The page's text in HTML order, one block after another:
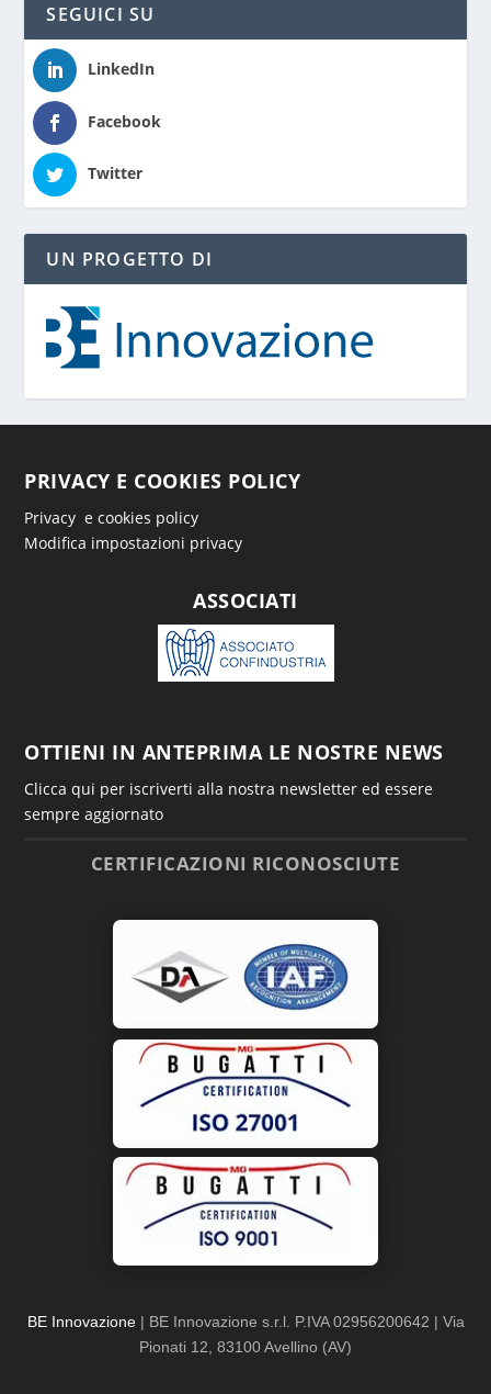
SEGUICI SU
LinkedIn
Facebook
Twitter
UN PROGETTO DI
PRIVACY E COOKIES POLICY
Privacy e cookies policy
Modifica impostazioni privacy
ASSOCIATI
OTTIENI IN ANTEPRIMA LE NOSTRE NEWS
Clicca qui per iscriverti alla nostra newsletter ed essere
sempre aggiornato
CERTIFICAZIONI RICONOSCIUTE
BE Innovazione| BE Innovazione s.r.l. P.IVA 02956200642 | Via
Pionati 12, 83100 Avellino (AV)